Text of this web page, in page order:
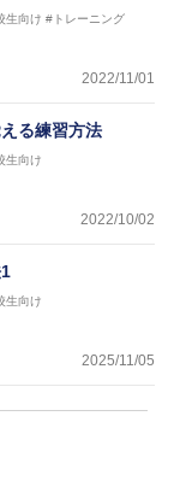
生向け #トレーニング
2022/11/01
る練習方法
生向け
2022/10/02
生向け
2025/11/05